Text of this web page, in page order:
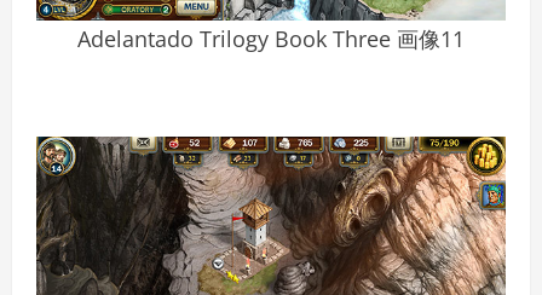
Adelantado Trilogy Book Three 画像11